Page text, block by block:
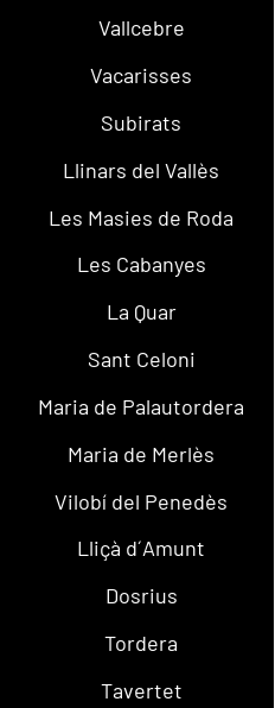
Vallcebre
Vacarisses
Subirats
Llinars del Vallès
Les Masies de Roda
Les Cabanyes
La Quar
Sant Celoni
Maria de Palautordera
Maria de Merlès
Vilobí del Penedès
Lliçà d´Amunt
Dosrius
Tordera
Tavertet